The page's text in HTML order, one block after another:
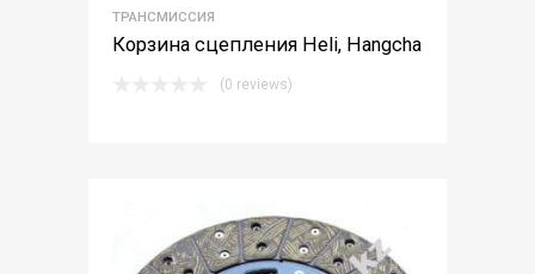
ТРАНСМИССИЯ
Корзина сцепления Heli, Hangcha
(0 reviews)